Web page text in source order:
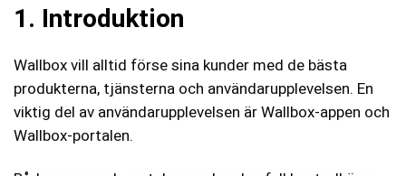
1. Introduktion
Wallbox vill alltid förse sina kunder med de bästa
produkterna, tjänsterna och användarupplevelsen. En
viktig del av användarupplevelsen är Wallbox-appen och
Wallbox-portalen.